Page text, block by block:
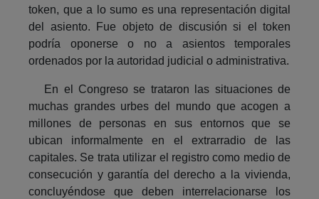
token, que a lo sumo es una representación digital
del asiento. Fue objeto de discusión si el token
podría oponerse o no a asientos temporales
ordenados por la autoridad judicial o administrativa.
En el Congreso se trataron las situaciones de
muchas grandes urbes del mundo que acogen a
millones de personas en sus entornos que se
ubican informalmente en el extrarradio de las
capitales. Se trata utilizar el registro como medio de
consecución y garantía del derecho a la vivienda,
concluyéndose que deben interrelacionarse los